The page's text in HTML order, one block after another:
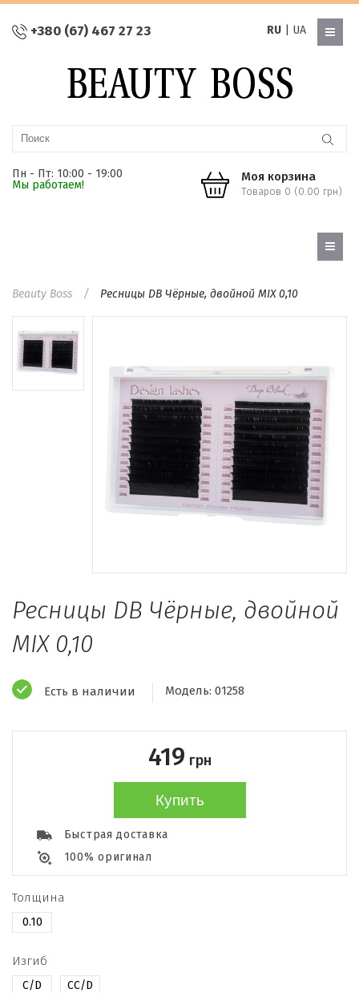
+380 (67) 467 27 23 RU| UA
Пн - Пт: 10:00 - 19:00
Мы работаем!
Моя корзина
Товаров 0 (0.00 грн)
Beauty Boss Ресницы DB Чёрные, двойной MIX 0,10
Ресницы DB Чёрные, двойной
MIX 0,10
Есть в наличии Модель: 01258
419 грн
Купить
Быстрая доставка
100% оригинал
Толщина
0.10
Изгиб
C/D CC/D